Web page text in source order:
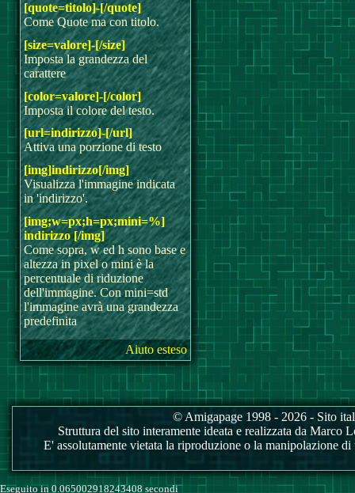
[quote=titolo]-[/quote]
Come Quote ma con titolo.
[size=valore]-[/size]
Imposta la grandezza del
carattere
[color=valore]-[/color]
Imposta il colore del testo.
[url=indirizzo]-[/url]
Attiva una porzione di testo
[img]indirizzo[/img]
Visualizza l'immagine indicata
in 'indirizzo'.
[img;w=px;h=px;mini=%]
indirizzo [/img]
Come sopra, w ed h sono base e
altezza in pixel o mini è la
percentuale di riduzione
dell'immagine. Con mini=std
l'immagine avrà una grandezza
predefinita
Aiuto esteso
© Amigapage 1998 - 2026 - Sito
Struttura del sito interamente ideata e realizzata da
E' assolutamente vietata la riproduzione o la manipolazione
Eseguito in 0.065002918243408 secondi